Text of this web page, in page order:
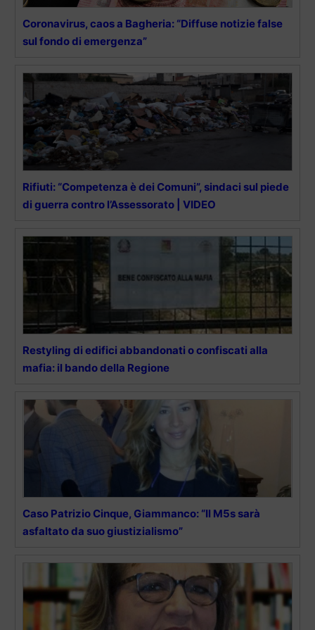
Coronavirus, caos a Bagheria: “Diffuse notizie false
sul fondo di emergenza”
Rifiuti: “Competenza è dei Comuni”, sindaci sul piede
di guerra contro l’Assessorato | VIDEO
Restyling di edifici abbandonati o confiscati alla
mafia: il bando della Regione
Caso Patrizio Cinque, Giammanco: “Il M5s sarà
asfaltato da suo giustizialismo”